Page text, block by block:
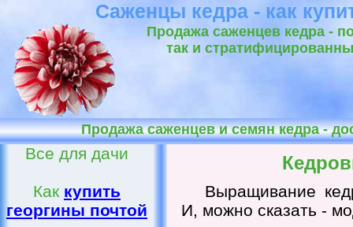
Саженцы кедра - как
Продажа саженцев кедра -
так и
Продажа саженцев и семян кедра -
Все для дачи
Как купить
георгины почтой
Выращивание
И, можно сказать -